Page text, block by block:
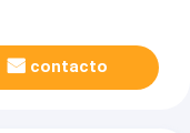
contacto